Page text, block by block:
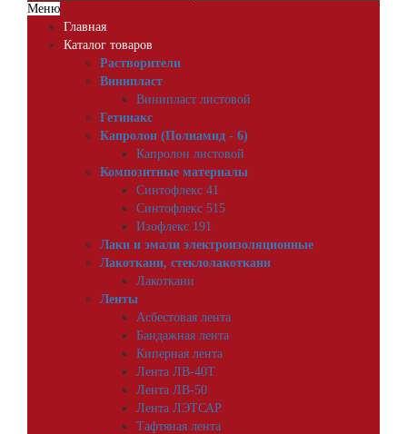
Меню
Главная
Каталог товаров
Растворители
Винипласт
Винипласт листовой
Гетинакс
Капролон (Полиамид - 6)
Капролон листовой
Композитные материалы
Синтофлекс 41
Синтофлекс 515
Изофлекс 191
Лаки и эмали электроизоляционные
Лакоткани, стеклолакоткани
Лакоткани
Ленты
Асбестовая лента
Бандажная лента
Киперная лента
Лента ЛВ-40Т
Лента ЛВ-50
Лента ЛЭТСАР
Тафтяная лента